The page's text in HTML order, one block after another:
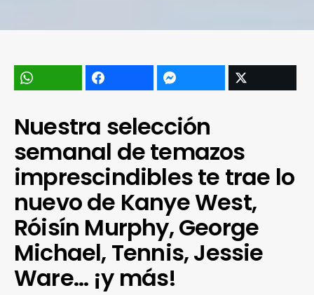
Nuestra selección
semanal de temazos
imprescindibles te trae lo
nuevo de Kanye West,
Róisín Murphy, George
Michael, Tennis, Jessie
Ware… ¡y más!